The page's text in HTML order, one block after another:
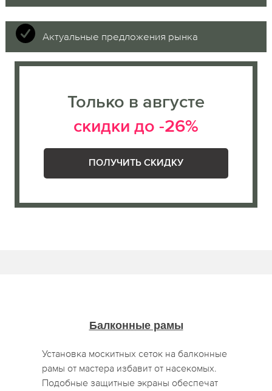
Актуальные предложения рынка
Только в августе
скидки до -26%
ПОЛУЧИТЬ СКИДКУ
Балконные рамы
Установка москитных сеток на балконные
рамы от мастера избавит от насекомых.
Подобные защитные экраны обеспечат